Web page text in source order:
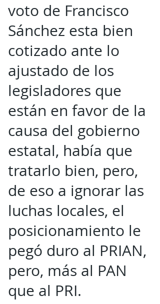
voto de Francisco
Sánchez esta bien
cotizado ante lo
ajustado de los
legisladores que
están en favor de la
causa del gobierno
estatal, había que
tratarlo bien, pero,
de eso a ignorar las
luchas locales, el
posicionamiento le
pegó duro al PRIAN,
pero, más al PAN
que al PRI.